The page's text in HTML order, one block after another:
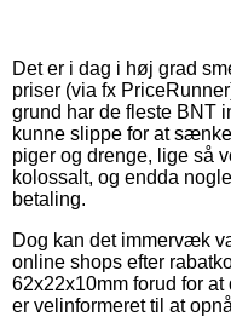
Det er i dag i høj grad
priser (via fx
grund har de fleste BNT
kunne slippe for at
piger og drenge, lige så
kolossalt, og endda
betaling.
Dog kan det immervæk
online shops efter
62x22x10mm forud for
er velinformeret til at